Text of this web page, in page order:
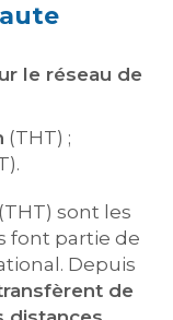
le réseau de
(THT) ;
(THT) sont les
font partie de
Depuis
de